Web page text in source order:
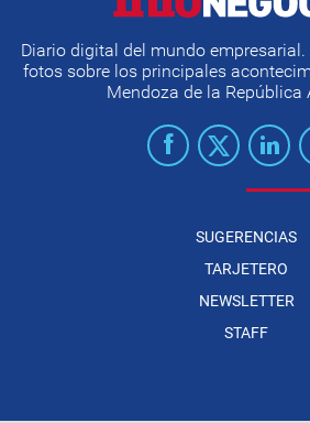
Diario digital del mundo
fotos sobre los principales
Mendoza de la República
SUGERENCIAS
TARJETERO
NEWSLETTER
STAFF